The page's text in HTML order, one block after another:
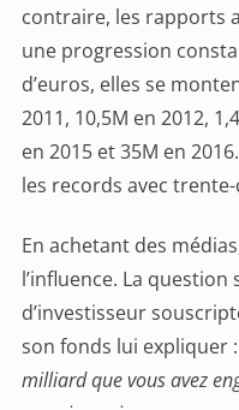
contraire, les rapports
une progression
d’euros, elles se
2011, 10,5M en 2012,
en 2015 et 35M en
les records avec
En achetant des
l’influence. La
d’investisseur
son fonds lui expliquer :
milliard que vous avez